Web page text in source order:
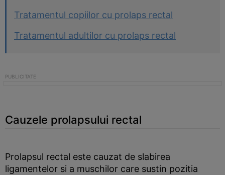
Tratamentul copiilor cu prolaps rectal
Tratamentul adultilor cu prolaps rectal
Cauzele prolapsului rectal
Prolapsul rectal este cauzat de slabirea
ligamentelor si a muschilor care sustin pozitia